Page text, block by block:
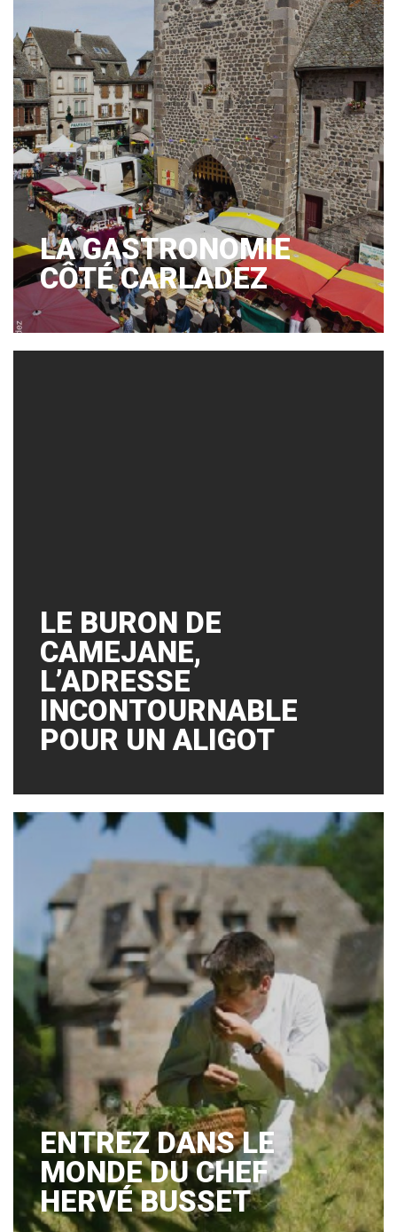
LA GASTRONOMIE
CÔTÉ CARLADEZ
LE BURON DE
CAMEJANE,
L’ADRESSE
INCONTOURNABLE
POUR UN ALIGOT
ENTREZ DANS LE
MONDE DU CHEF
HERVÉ BUSSET